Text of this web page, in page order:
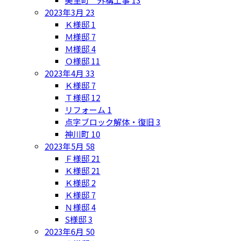
2023年3月 23
Ｋ様邸 1
Ｍ様邸 7
Ｍ様邸4
Ｏ様邸 11
2023年4月 33
Ｋ様邸 7
Ｔ様邸 12
リフォーム 1
点字ブロック解体・復旧 3
神川町 10
2023年5月 58
Ｆ様邸 21
Ｋ様邸 21
Ｋ様邸 2
Ｋ様邸 7
Ｎ様邸4
S様邸3
2023年6月 50